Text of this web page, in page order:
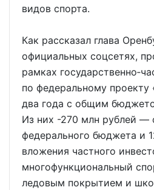
видов спорта.
Как рассказал глава
официальных соцсетях,
рамках
по федеральному проекту
два года с общим
Из них -270 млн рублей —
федерального бюджета и
вложения частного
многофункциональный
ледовым покрытием и